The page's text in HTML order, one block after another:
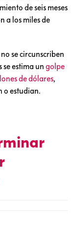
de seis meses
a los miles de
se circunscriben
estima un golpe
de dólares,
o estudian.